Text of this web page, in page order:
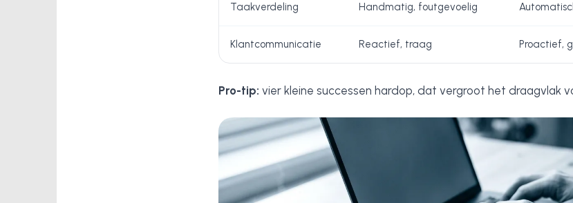
Taakverdeling Handmatig, foutgevoelig
Klantcommunicatie Reactief, traag Proactief,
Pro-tip: vier kleine successen hardop, dat vergroot het draagvlak